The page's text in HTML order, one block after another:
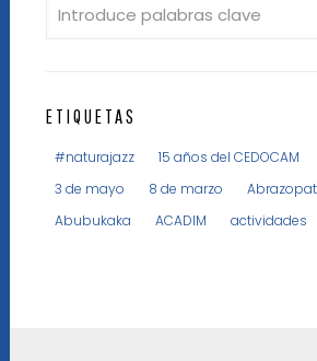
ETIQUETAS
#naturajazz 15 años del CEDOCAM
3 de mayo
8 de marzo
Abubukaka
ACADIM actividades